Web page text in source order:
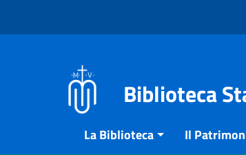
Biblioteca
La Biblioteca Il